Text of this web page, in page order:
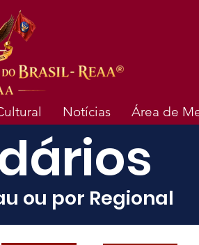
Notícias Área de
ou por Regional